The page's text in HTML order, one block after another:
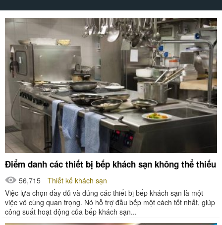
Điểm danh các thiết bị bếp khách sạn không thể thiếu
56,715
Thiết kế khách sạn
Việc lựa chọn đầy đủ và đúng các thiết bị bếp khách sạn là một
việc vô cùng quan trọng. Nó hỗ trợ đầu bếp một cách tốt nhất, giúp
công suất hoạt động của bếp khách sạn...